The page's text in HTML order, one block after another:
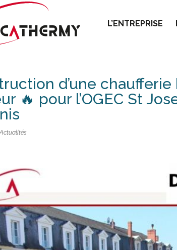
L’ENTREPRISE
d’une
🔥 pour l’OGEC St
Actualités